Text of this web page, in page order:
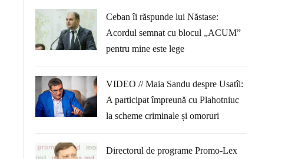
Ceban îi răspunde lui Năstase:
Acordul semnat cu blocul „ACUM”
pentru mine este lege
VIDEO // Maia Sandu despre Usatîi:
A participat împreună cu Plahotniuc
la scheme criminale și omoruri
Directorul de programe Promo-Lex